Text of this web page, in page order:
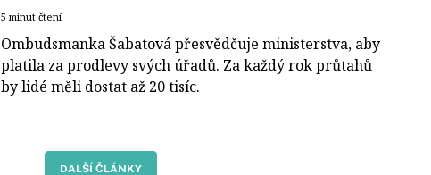
5 minut čtení
Ombudsmanka Šabatová přesvědčuje ministerstva, aby
platila za prodlevy svých úřadů. Za každý rok průtahů
by lidé měli dostat až 20 tisíc.
DALŠÍ ČLÁNKY